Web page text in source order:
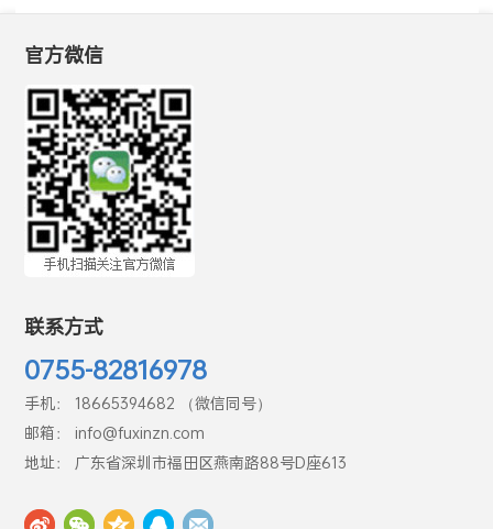
官方微信
联系方式
0755-82816978
手机： 18665394682 （微信同号）
邮箱： info@fuxinzn.com
地址： 广东省深圳市福田区燕南路88号D座613